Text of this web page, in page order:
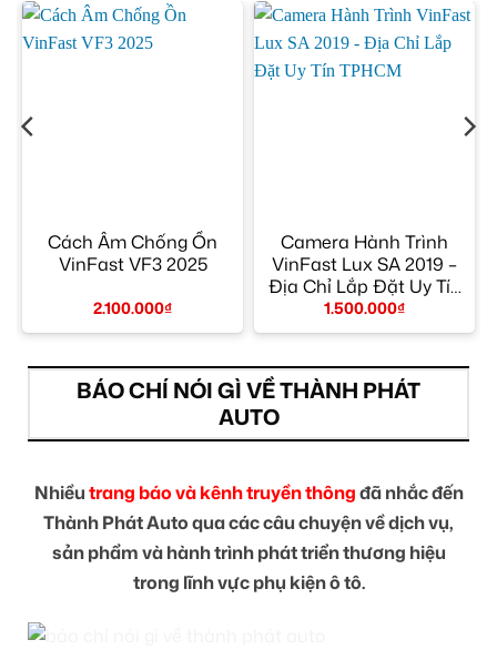
Cách Âm Chống Ồn
VinFast VF3 2025
2.100.000₫
Camera Hành Trình
VinFast Lux SA 2019 –
Địa Chỉ Lắp Đặt Uy Tín
TPHCM
1.500.000₫
BÁO CHÍ NÓI GÌ VỀ THÀNH PHÁT
AUTO
Nhiềutrang báo và kênh truyền thôngđã nhắc đến
Thành Phát Auto qua các câu chuyện về dịch vụ,
sản phẩm và hành trình phát triển thương hiệu
trong lĩnh vực phụ kiện ô tô.